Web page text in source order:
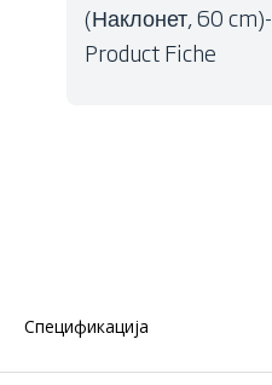
(Наклонет, 60 cm)-
Product Fiche
Спецификација